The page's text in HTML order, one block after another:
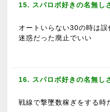
15. スパロボ好きの名無し
オートいらない30の時は
迷惑だった廃止でいい
16. スパロボ好きの名無し
戦線で撃墜数稼ぎをする時